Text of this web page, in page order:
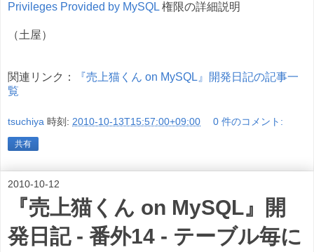
Privileges Provided by MySQL 権限の詳細説明
（土屋）
関連リンク：
『売上猫くん on MySQL』開発日記の記事一
覧
tsuchiya 時刻: 2010-10-13T15:57:00+09:00 0 件のコメント:
共有
2010-10-12
『売上猫くん on MySQL』開
発日記 - 番外14 - テーブル毎に